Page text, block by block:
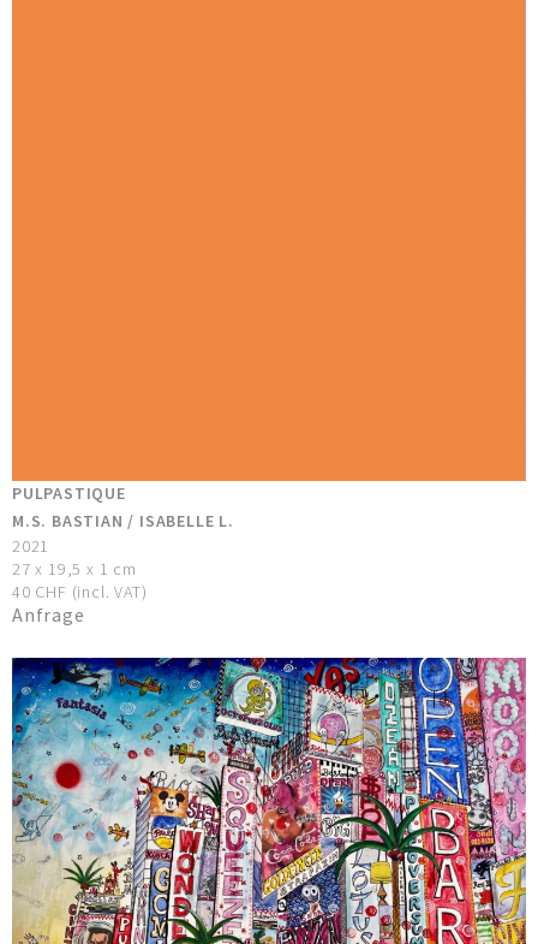
PULPASTIQUE
M.S. BASTIAN / ISABELLE L.
2021
27 x 19,5 x 1 cm
40 CHF (incl. VAT)
Anfrage